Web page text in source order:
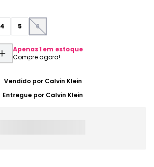
4 5 6
Apenas1 em estoque
Vendido por Calvin Klein
Entregue por Calvin Klein